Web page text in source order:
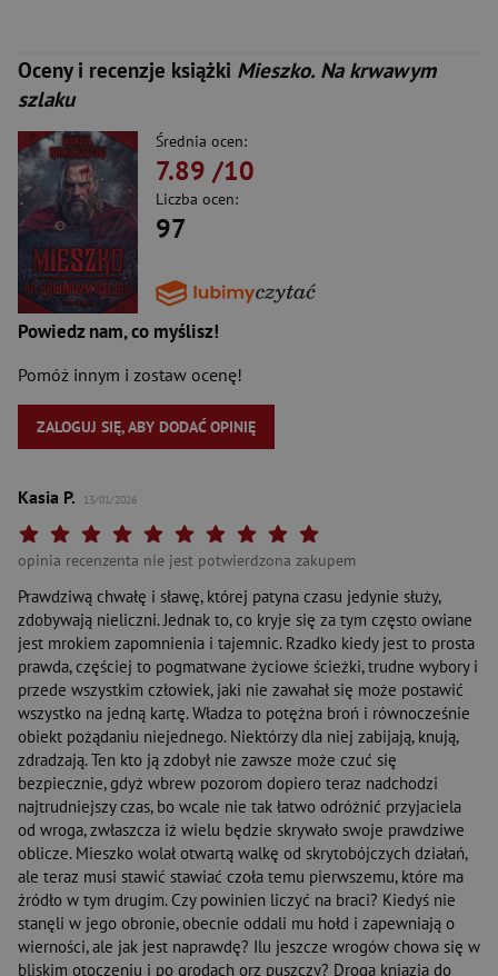
Oceny i recenzje książki Mieszko. Na krwawym
szlaku
Średnia ocen:
7.89 /10
Liczba ocen:
97
Powiedz nam, co myślisz!
Pomóż innym i zostaw ocenę!
ZALOGUJ SIĘ, ABY DODAĆ OPINIĘ
Kasia P. 13/01/2026
Twoja ocena: Arcydzieło
Twoja ocena: Wybitna 9/10"
Twoja ocena: Rewelacyjna 8/10"
Twoja ocena: Bardzo dobra 7/10"
Twoja ocena: Dobra 6/10"
Twoja ocena: Przeciętna 5/10"
Twoja ocena: Może być 4/10"
Twoja ocena: Słaba 3/10"
Twoja ocena: Bardzo słaba 2/10"
Twoja ocena: Beznadziejna 1/10"
opinia recenzenta nie jest potwierdzona zakupem
Prawdziwą chwałę i sławę, której patyna czasu jedynie służy,
zdobywają nieliczni. Jednak to, co kryje się za tym często owiane
jest mrokiem zapomnienia i tajemnic. Rzadko kiedy jest to prosta
prawda, częściej to pogmatwane życiowe ścieżki, trudne wybory i
przede wszystkim człowiek, jaki nie zawahał się może postawić
wszystko na jedną kartę. Władza to potężna broń i równocześnie
obiekt pożądaniu niejednego. Niektórzy dla niej zabijają, knują,
zdradzają. Ten kto ją zdobył nie zawsze może czuć się
bezpiecznie, gdyż wbrew pozorom dopiero teraz nadchodzi
najtrudniejszy czas, bo wcale nie tak łatwo odróżnić przyjaciela
od wroga, zwłaszcza iż wielu będzie skrywało swoje prawdziwe
oblicze. Mieszko wolał otwartą walkę od skrytobójczych działań,
ale teraz musi stawić stawiać czoła temu pierwszemu, które ma
źródło w tym drugim. Czy powinien liczyć na braci? Kiedyś nie
stanęli w jego obronie, obecnie oddali mu hołd i zapewniają o
wierności, ale jak jest naprawdę? Ilu jeszcze wrogów chowa się w
bliskim otoczeniu i po grodach orz puszczy? Droga kniazia do